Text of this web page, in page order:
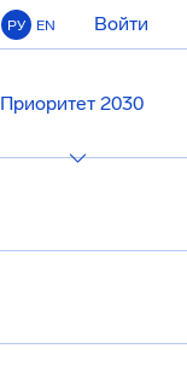
РУ EN Войти
Приоритет 2030